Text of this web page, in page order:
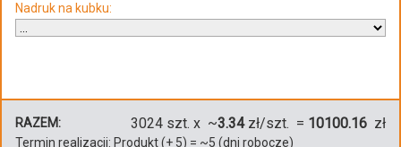
Nadruk na kubku:
RAZEM: 3024 szt. x ~3.34zł/szt. = 10100.16 zł
Termin realizacji: Produkt(+ 5) = ~5 (dni robocze)